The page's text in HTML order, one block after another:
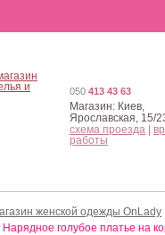
Нарядное голубое платье на
050 413 43 63
Магазин: Киев,
Ярославская, 15/
схема проезда
работы